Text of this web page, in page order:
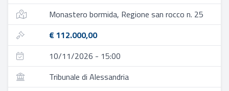
Monastero bormida, Regione san rocco n. 25
€ 112.000,00
10/11/2026 - 15:00
Tribunale di Alessandria